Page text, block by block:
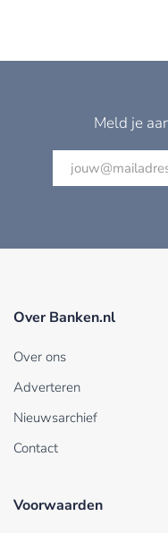
Meld je
Over Banken.nl
Over ons
Adverteren
Nieuwsarchief
Contact
Voorwaarden